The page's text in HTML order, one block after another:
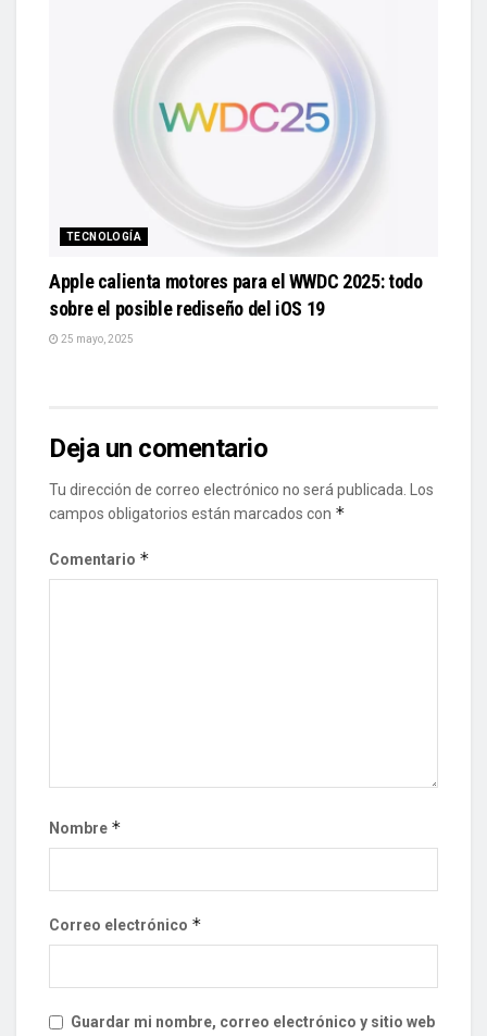
TECNOLOGÍA
Apple calienta motores para el WWDC 2025: todo
sobre el posible rediseño del iOS 19
25 mayo, 2025
Deja un comentario
Tu dirección de correo electrónico no será publicada. Los
campos obligatorios están marcados con *
Comentario *
Nombre *
Correo electrónico *
Guardar mi nombre, correo electrónico y sitio web